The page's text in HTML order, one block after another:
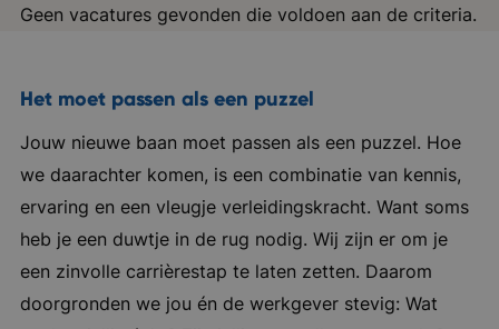
Geen vacatures gevonden die voldoen aan de criteria.
Het moet passen als een puzzel
Jouw nieuwe baan moet passen als een puzzel. Hoe
we daarachter komen, is een combinatie van kennis,
ervaring en een vleugje verleidingskracht. Want soms
heb je een duwtje in de rug nodig. Wij zijn er om je
een zinvolle carrièrestap te laten zetten. Daarom
doorgronden we jou én de werkgever stevig: Wat